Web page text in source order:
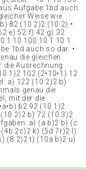
Aufgabe 1bd auch
Weise wie
82 (10 2)2 (10 2) •
e) 52 f) 42 g) 32
1 10 100 10 1 10 1
1bd auch so dar. •
die gleichen
die Ausrechnung
1)2 102 (2•10•1) 12
a) 122 (10 2)2 b)
genau die
mit der die
b2 92 (10 1)2
2)2 b) 72 (10 3)2
a) (a b)2 b) (c
2c)2 k) (5d 7r)2 l)
(8 2)2 t) (10a b)2 u)